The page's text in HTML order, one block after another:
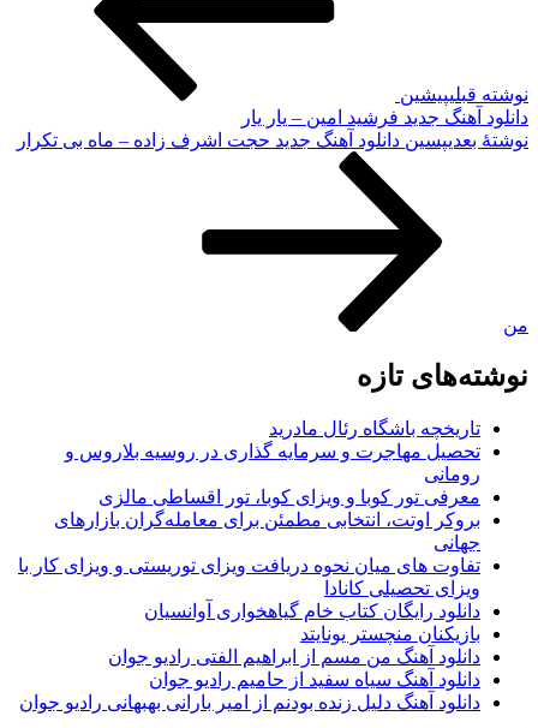
نوشته قبلیپیشین
دانلود آهنگ جدید فرشید امین – یار یار
نوشته‌ٔ بعدیپسین دانلود آهنگ جدید حجت اشرف زاده – ماه بی تکرار
من
نوشته‌های تازه
تاریخچه باشگاه رئال مادرید
تحصیل مهاجرت و سرمایه گذاری در روسیه بلاروس و
رومانی
معرفی تور کوبا و ویزای کوبا، تور اقساطی مالزی
بروکر اوتت، انتخابی مطمئن برای معامله‌گران بازارهای
جهانی
تفاوت های میان نحوه دریافت ویزای توریستی و ویزای کار با
ویزای تحصیلی کانادا
دانلود رایگان کتاب خام گیاهخواری آوانسیان
بازیکنان منچستر یونایتد
دانلود آهنگ من مسم از ابراهیم الفتی رادیو جوان
دانلود آهنگ سیاه سفید از حامیم رادیو جوان
دانلود آهنگ دلیل زنده بودنم از امیر بارانی بهبهانی رادیو جوان